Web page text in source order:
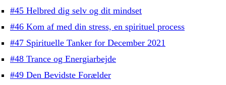
#45 Helbred dig selv og dit mindset
#46 Kom af med din stress, en spirituel process
#47 Spirituelle Tanker for December 2021
#48 Trance og Energiarbejde
#49 Den Bevidste Forælder